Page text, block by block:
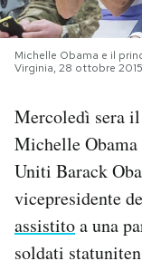
I MIEI PREFERITI
AREA
Area
Michelle Obama e il
Virginia, 28 ottobre
Mercoledì sera
Michelle
Uniti Barack
vicepresidente
assistitoa una
soldati